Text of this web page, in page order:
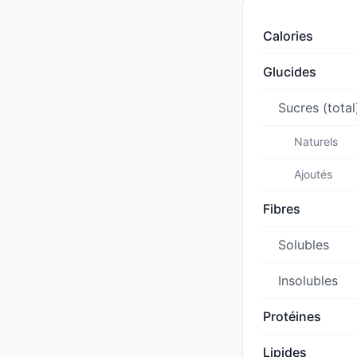
Calories
Glucides
Sucres
Naturels
Ajoutés
Fibres
Solubles
Insolubles
Protéines
Lipides